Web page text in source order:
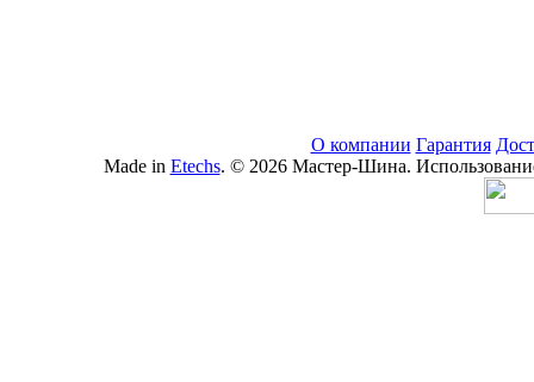
О компании Гарантия
Made in Etechs. © 2026 Мастер-Шина.